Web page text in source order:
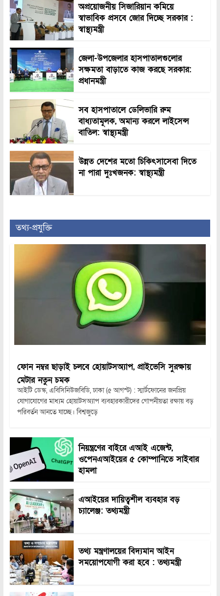
অপ্রয়োজনীয় সিজারিয়ান কমিয়ে
স্বাভাবিক প্রসবে জোর দিচ্ছে সরকার :
স্বাস্থ্যমন্ত্রী
জেলা-উপজেলার হাসপাতালগুলোর
সক্ষমতা বাড়াতে কাজ করছে সরকার:
প্রধানমন্ত্রী
সব হাসপাতালে ডেলিভারি রুম
বাধ্যতামূলক, অমান্য করলে লাইসেন্স
বাতিল: স্বাস্থ্যমন্ত্রী
উন্নত দেশের মতো চিকিৎসাসেবা দিতে
না পারা দুঃখজনক: স্বাস্থ্যমন্ত্রী
তথ্য-প্রযুক্তি
ফোন নম্বর ছাড়াই চলবে হোয়াটসঅ্যাপ, প্রাইভেসি সুরক্ষায়
মেটার নতুন চমক
আইটি ডেস্ক, এবিসিনিউজবিডি, ঢাকা (৫ আগস্ট) : স্মার্টফোনের জনপ্রিয়
যোগাযোগের মাধ্যম হোয়াটসঅ্যাপ ব্যবহারকারীদের গোপনীয়তা রক্ষায় বড়
পরিবর্তন আনতে যাচ্ছে। বিশ্বজুড়ে
নিয়ন্ত্রণের বাইরে এআই এজেন্ট,
ওপেনএআইয়ের ৫ কোম্পানিতে সাইবার
হামলা
এআইয়ের দায়িত্বশীল ব্যবহার বড়
চ্যালেঞ্জ: তথ্যমন্ত্রী
তথ্য মন্ত্রণালয়ের বিদ্যমান আইন
সময়োপযোগী করা হবে : তথ্যমন্ত্রী